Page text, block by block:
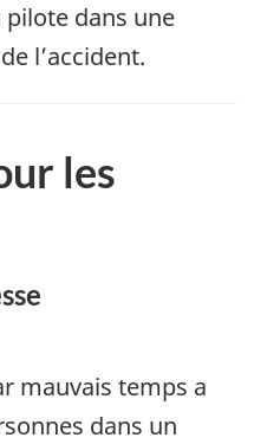
dans une
l’accident.
les
mauvais temps a
dans un